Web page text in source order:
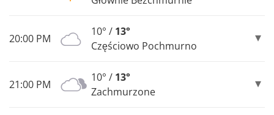
20:00 PM
10° / 13°
Częściowo Pochmurno
21:00 PM
10° / 13°
Zachmurzone